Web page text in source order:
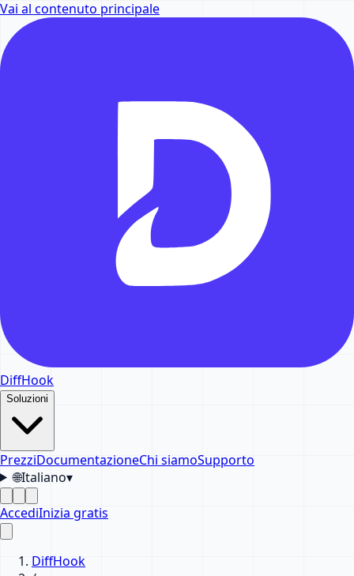
Vai al contenuto principale
DiffHook
Soluzioni
PrezziDocumentazioneChi siamoSupporto
🌐Italiano▾
AccediInizia gratis
DiffHook